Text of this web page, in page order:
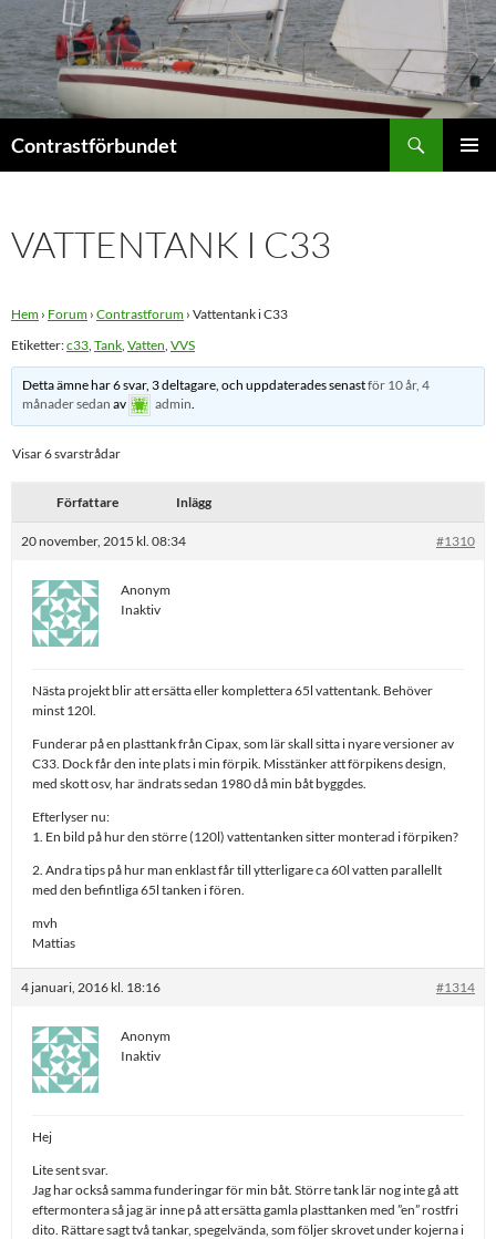
Hoppa
till
innehåll
Contrastförbundet
VATTENTANK I C33
Hem › Forum › Contrastforum › Vattentank i C33
Etiketter:c33 Tank Vatten VVS
Detta ämne har 6 svar, 3 deltagare, och uppdaterades senastför 10 år, 4
månader sedan av admin
Visar 6 svarstrådar
Författare Inlägg
20 november, 2015 kl. 08:34 #1310
Anonym
Inaktiv
Nästa projekt blir att ersätta eller komplettera 65l vattentank. Behöver
minst 120l.
Funderar på en plasttank från Cipax, som lär skall sitta i nyare versioner av
C33. Dock får den inte plats i min förpik. Misstänker att förpikens design,
med skott osv, har ändrats sedan 1980 då min båt byggdes.
Efterlyser nu:
1. En bild på hur den större (120l) vattentanken sitter monterad i förpiken?
2. Andra tips på hur man enklast får till ytterligare ca 60l vatten parallellt
med den befintliga 65l tanken i fören.
mvh
Mattias
4 januari, 2016 kl. 18:16 #1314
Anonym
Inaktiv
Hej
Lite sent svar.
Jag har också samma funderingar för min båt. Större tank lär nog inte gå att
eftermontera så jag är inne på att ersätta gamla plasttanken med ”en” rostfri
dito. Rättare sagt två tankar, spegelvända, som följer skrovet under kojerna i